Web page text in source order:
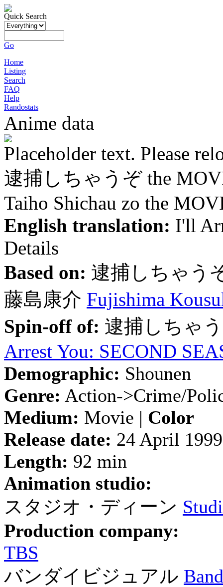
Quick Search
Go
Home
Listing
Search
FAQ
Help
Randostats
Anime data
Placeholder text. Please
逮捕しちゃうぞ the
Taiho Shichau zo the
English translation: I'll
Details
Based on: 逮捕しちゃう
藤島康介 Fujishima
Spin-off of: 逮捕しちゃ
Arrest You: SECOND
Demographic: Shounen
Genre: Action->Crime/
Medium: Movie | Color
Release date: 24 April 1999
Length: 92 min
Animation studio:
スタジオ・ディーン
Production company:
TBS
バンダイビジュアル